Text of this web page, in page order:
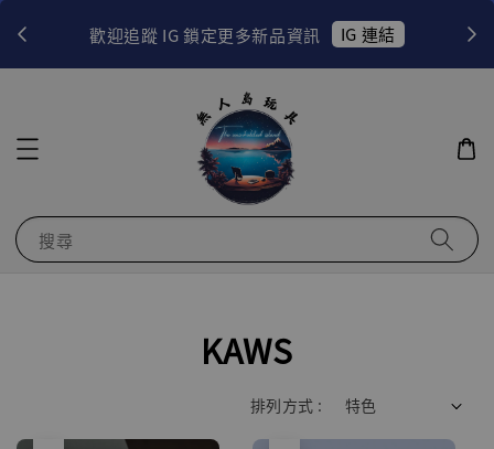
歡迎追蹤 IG 鎖定更多新品資訊 IG 連結
搜尋
KAWS
排列方式 :